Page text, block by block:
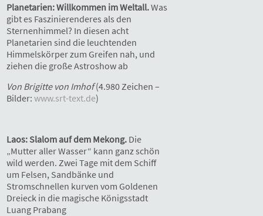
Planetarien: Willkommen im Weltall.Was
gibt es Faszinierenderes als den
Sternenhimmel? In diesen acht
Planetarien sind die leuchtenden
Himmelskörper zum Greifen nah, und
ziehen die große Astroshow ab
Von Brigitte von Imhof(4.980 Zeichen –
Bilder: www.srt-text.de)
Laos: Slalom auf dem Mekong. Die
„Mutter aller Wasser“ kann ganz schön
wild werden. Zwei Tage mit dem Schiff
um Felsen, Sandbänke und
Stromschnellen kurven vom Goldenen
Dreieck in die magische Königsstadt
Luang Prabang